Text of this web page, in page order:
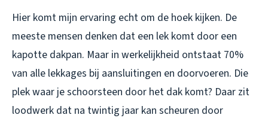
Hier komt mijn ervaring echt om de hoek kijken. De
meeste mensen denken dat een lek komt door een
kapotte dakpan. Maar in werkelijkheid ontstaat 70%
van alle lekkages bij aansluitingen en doorvoeren. Die
plek waar je schoorsteen door het dak komt? Daar zit
loodwerk dat na twintig jaar kan scheuren door